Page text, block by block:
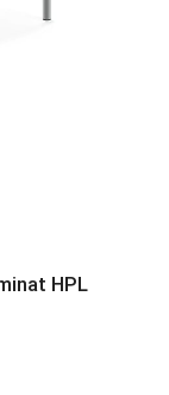
HPL